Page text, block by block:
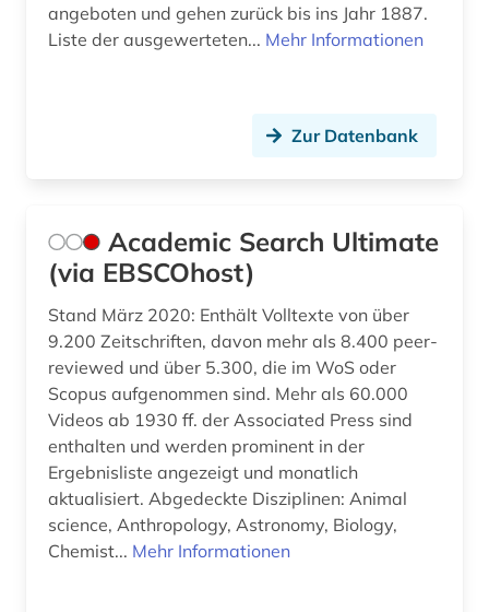
computerspiel (1)
datensammlung (1)
design history (1)
deutsch (2)
deutsches historisches institut in rom (1)
deutsches museum von meisterwerken der
naturwissenschaft und technik (1)
deutsches nationaltheater weimar (1)
angeboten und gehen zurück bis ins Jahr 1887.
Liste der ausgewerteten... Mehr Informationen
Zur Datenbank
Academic Search Ultimate
(via EBSCOhost)
Stand März 2020: Enthält Volltexte von über
9.200 Zeitschriften, davon mehr als 8.400 peer-
reviewed und über 5.300, die im WoS oder
Scopus aufgenommen sind. Mehr als 60.000
Videos ab 1930 ff. der Associated Press sind
enthalten und werden prominent in der
Ergebnisliste angezeigt und monatlich
aktualisiert. Abgedeckte Disziplinen: Animal
science, Anthropology, Astronomy, Biology,
Chemist... Mehr Informationen